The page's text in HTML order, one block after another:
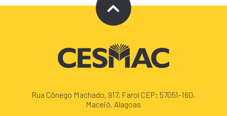
Rua Cônego Machado, 917, Farol CEP: 57051-160,
Maceió, Alagoas